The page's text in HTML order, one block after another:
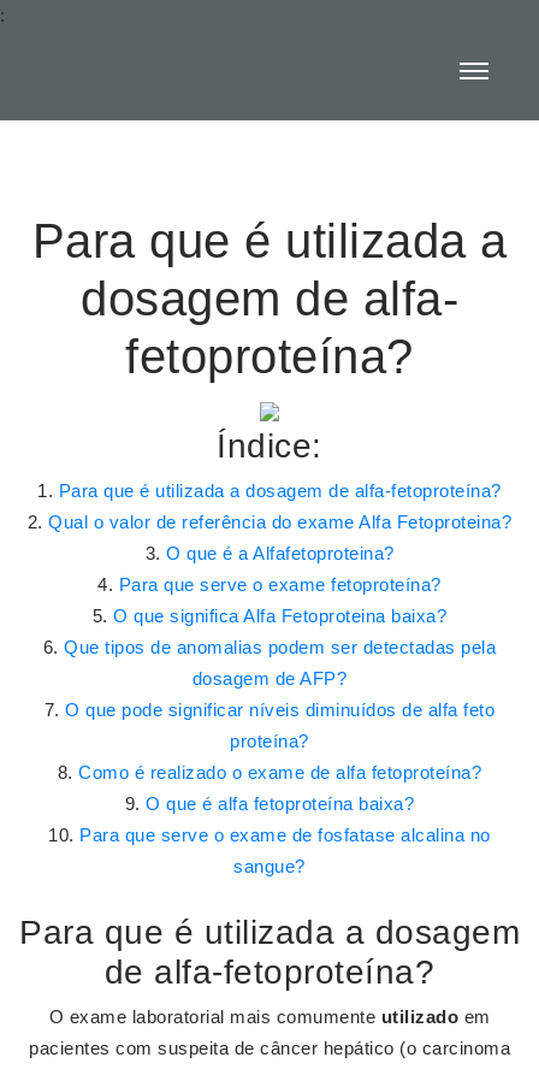
:
Para que é utilizada a
dosagem de alfa-
fetoproteína?
Índice:
Para que é utilizada a dosagem de alfa-fetoproteína?
Qual o valor de referência do exame Alfa Fetoproteina?
O que é a Alfafetoproteina?
Para que serve o exame fetoproteína?
O que significa Alfa Fetoproteina baixa?
Que tipos de anomalias podem ser detectadas pela
dosagem de AFP?
O que pode significar níveis diminuídos de alfa feto
proteína?
Como é realizado o exame de alfa fetoproteína?
O que é alfa fetoproteína baixa?
Para que serve o exame de fosfatase alcalina no
sangue?
Para que é utilizada a dosagem
de alfa-fetoproteína?
O exame laboratorial mais comumente utilizado em
pacientes com suspeita de câncer hepático (o carcinoma